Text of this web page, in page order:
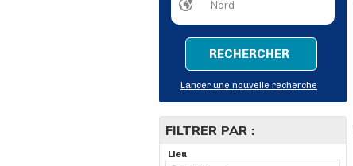
RECHERCHER
Lancer une nouvelle recherche
FILTRER PAR :
Lieu